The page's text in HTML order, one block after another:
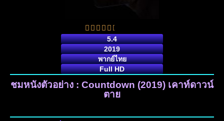
5.4
2019
พากย์ไทย
Full HD
ชมหนังตัวอย่าง : Countdown (2019) เคาท์ดาวน์
ตาย